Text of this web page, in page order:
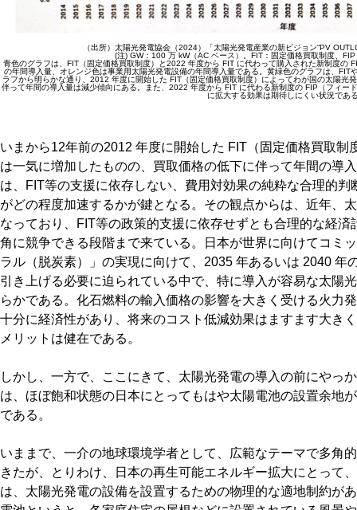
（出所）太陽光発電協会（2024）「太陽光発電産業の新ビジョン“PV
(注) GW：100 万 kW（AC ベース）。FIT：固定価格買取制度、
青色のグラフは、FIT（固定価格買取制度）と2022 年度から FIT に代わって購入された新制度の
の年間導入量、オレンジ色は事業用太陽光発電設備の年間導入量である。黄緑色のグラフは、
ラフから明らかな通り、2012 年度に開始した FIT（固定価格買取制度）によってわが国の太陽光
伴って年間の導入量は減少傾向にある。また、2022 年度から FIT に代わる新制度の FIP（フィー
に拡大する効果は期待しにくい状況であ
いまから12年前の2012 年度に開始した FIT（固定価格買取制
は一気に増加したものの、買取価格の低下に伴って年間の導
は、FIT等の支援に依存しない、費用対効果の純粋な合理的
がどの程度加速するかが鍵となる。その観点からは、近年、
なっており、FIT等の政策的支援に依存せずとも合理的な経
角に競争できる段階まで来ている。日本が世界に向けてコミ
ラル（脱炭素）」の実現に向けて、2035 年あるいは 2040 年
引き上げる必要に迫られている中で、特に導入が容易な太陽
らかである。化石燃料の輸入価格の影響を大きく受ける火力
十分に経済性があり、将来のコスト低減効果はますます大き
メリットは健在である。
しかし、一方で、ここにきて、太陽光発電の導入の前にやっ
は、ほぼ飽和状態の日本にとってもはや太陽電池の設置余地
である。
いままで、一介の地球環境学者として、広範なテーマで多角
きたが、とりわけ、日本の再生可能エネルギー拡大にとって
は、太陽光発電の設備を設置するための物理的な適地制約が